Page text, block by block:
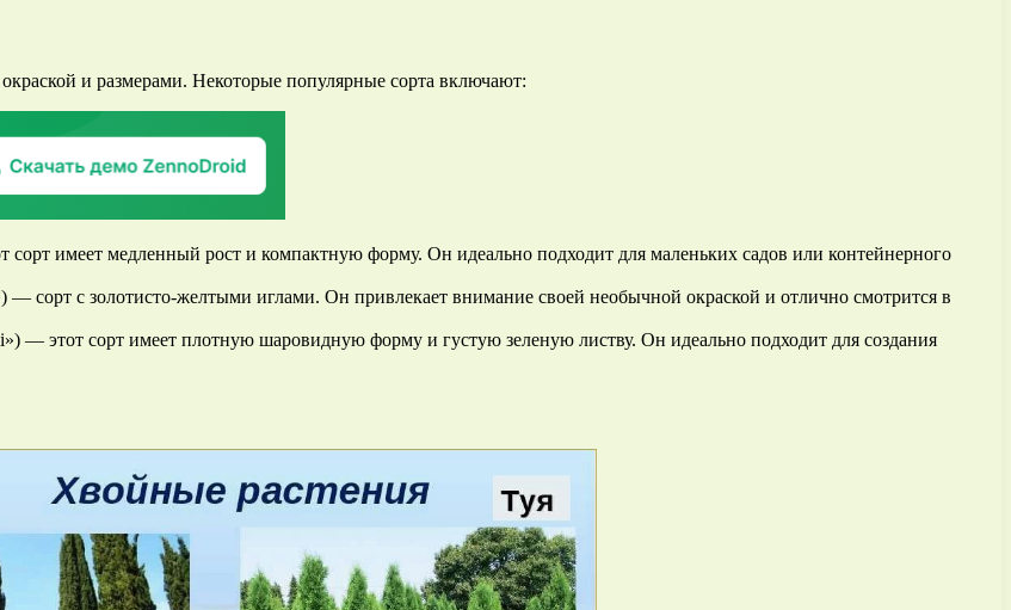
и размерами. Некоторые популярные сорта включают:
сорт имеет медленный рост и компактную форму. Он идеально подходит для маленьких садов или контейнерного
— сорт с золотисто-желтыми иглами. Он привлекает внимание своей необычной окраской и отлично смотрится в
— этот сорт имеет плотную шаровидную форму и густую зеленую листву. Он идеально подходит для создания